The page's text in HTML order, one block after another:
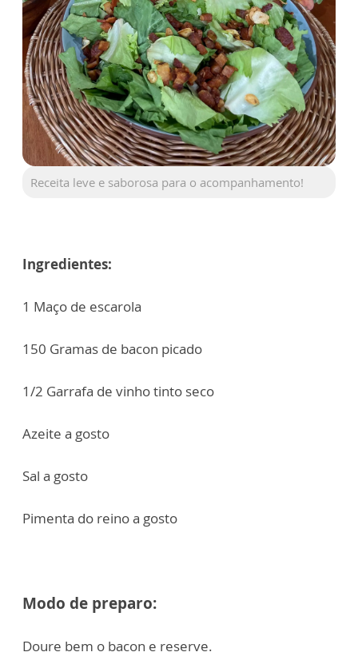
Receita leve e saborosa para o acompanhamento!
Ingredientes:
1 Maço de escarola
150 Gramas de bacon picado
1/2 Garrafa de vinho tinto seco
Azeite a gosto
Sal a gosto
Pimenta do reino a gosto
Modo de preparo:
Doure bem o bacon e reserve.